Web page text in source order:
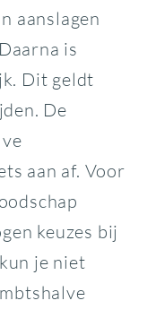
aanslagen
is
Dit geldt
De
aan af. Voor
keuzes bij
je niet